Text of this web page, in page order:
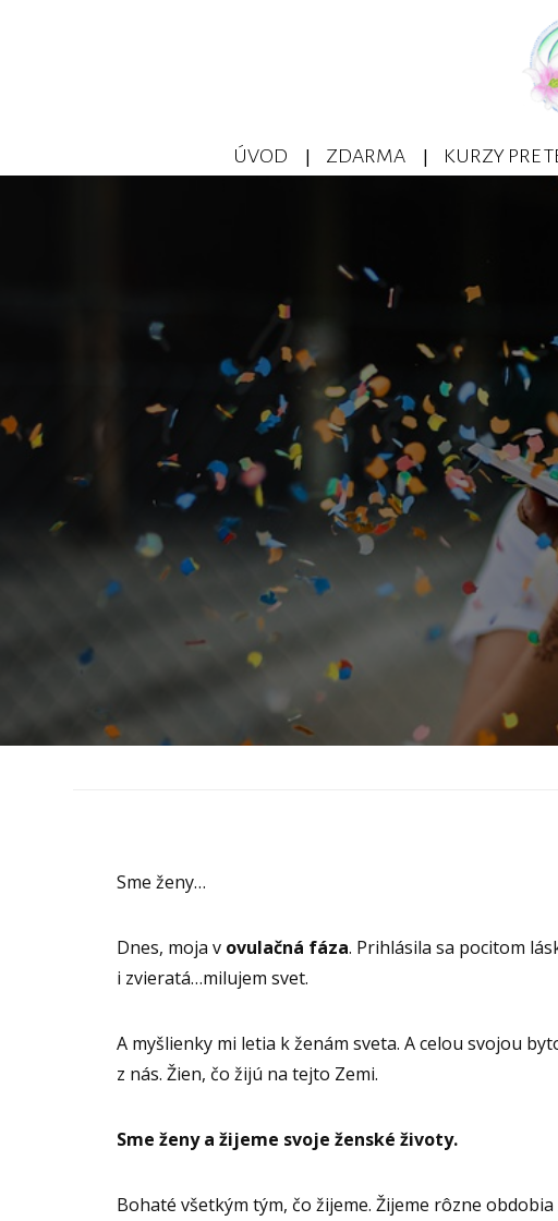
ÚVOD ZDARMA KURZY PRE
Sme ženy…
Dnes, moja v ovulačná fáza. Prihlásila sa pocitom
i zvieratá…milujem svet.
A myšlienky mi letia k ženám sveta. A celou svojou
z nás. Žien, čo žijú na tejto Zemi.
Sme ženy a žijeme svoje ženské životy.
Bohaté všetkým tým, čo žijeme. Žijeme rôzne